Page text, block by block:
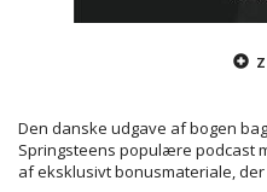
Den danske udgave af bogen
Springsteens populære podcast
af eksklusivt bonusmateriale,